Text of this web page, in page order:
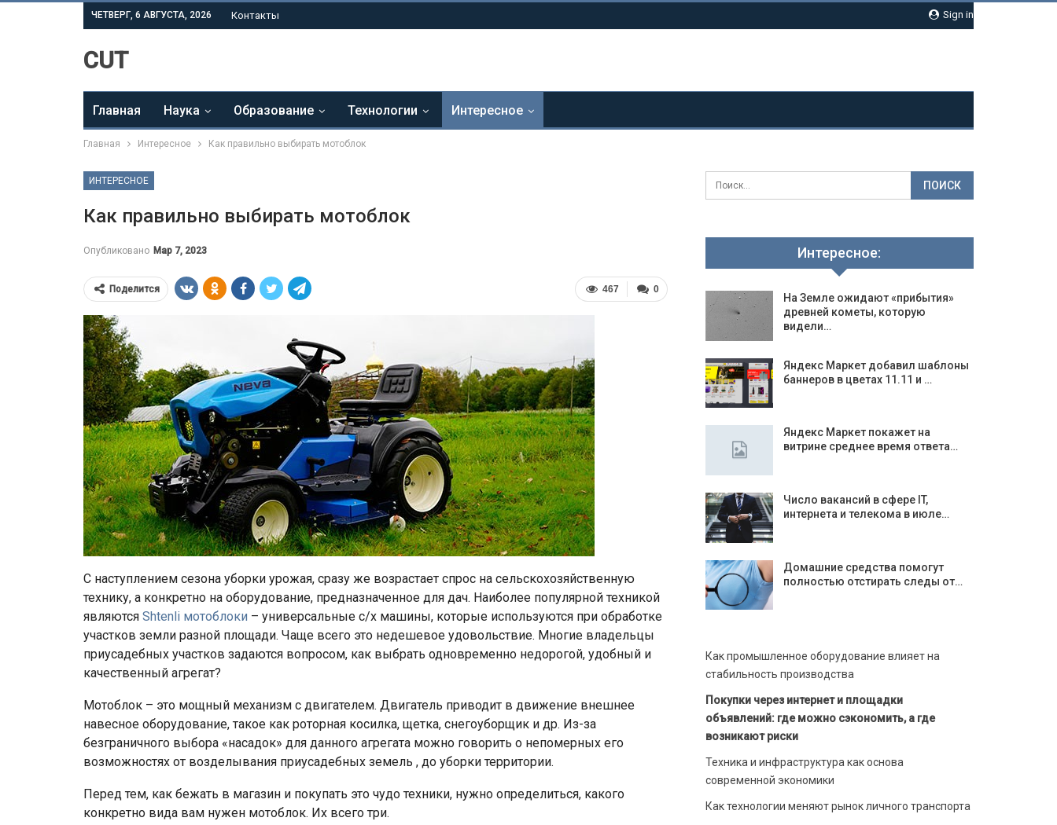
Sign in
ЧЕТВЕРГ, 6 АВГУСТА, 2026 Контакты
CUT
Главная Наука Образование Технологии Интересное
Главная Интересное Как правильно выбирать мотоблок
ИНТЕРЕСНОЕ
Как правильно выбирать мотоблок
Опубликовано Мар 7, 2023
0
467
Поделится
С наступлением сезона уборки урожая, сразу же возрастает спрос на сельскохозяйственную
технику, а конкретно на оборудование, предназначенное для дач. Наиболее популярной техникой
являются Shtenli мотоблоки – универсальные с/х машины, которые используются при обработке
участков земли разной площади. Чаще всего это недешевое удовольствие. Многие владельцы
приусадебных участков задаются вопросом, как выбрать одновременно недорогой, удобный и
качественный агрегат?
Мотоблок – это мощный механизм с двигателем. Двигатель приводит в движение внешнее
навесное оборудование, такое как роторная косилка, щетка, снегоуборщик и др. Из-за
безграничного выбора «насадок» для данного агрегата можно говорить о непомерных его
возможностях от возделывания приусадебных земель , до уборки территории.
Перед тем, как бежать в магазин и покупать это чудо техники, нужно определиться, какого
конкретно вида вам нужен мотоблок. Их всего три.
Интересное:
На Земле ожидают «прибытия»
древней кометы, которую
видели…
Яндекс Маркет добавил шаблоны
баннеров в цветах 11.11 и …
Яндекс Маркет покажет на
витрине среднее время ответа…
Число вакансий в сфере IT,
интернета и телекома в июле…
Домашние средства помогут
полностью отстирать следы от…
Как промышленное оборудование влияет на
стабильность производства
Покупки через интернет и площадки
объявлений: где можно сэкономить, а где
возникают риски
Техника и инфраструктура как основа
современной экономики
Как технологии меняют рынок личного транспорта